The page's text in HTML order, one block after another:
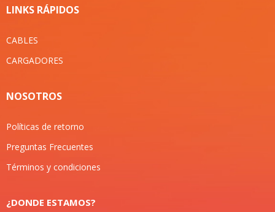
LINKS RÁPIDOS
CABLES
CARGADORES
NOSOTROS
Políticas de retorno
Preguntas Frecuentes
Términos y condiciones
¿DONDE ESTAMOS?